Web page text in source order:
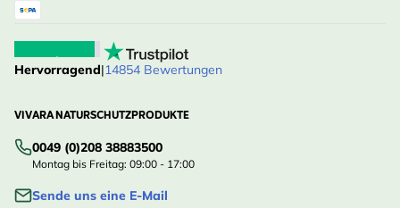
Hervorragend|14854 Bewertungen
VIVARA NATURSCHUTZPRODUKTE
0049 (0)208 38883500
Montag bis Freitag: 09:00 - 17:00
Sende uns eine E-Mail